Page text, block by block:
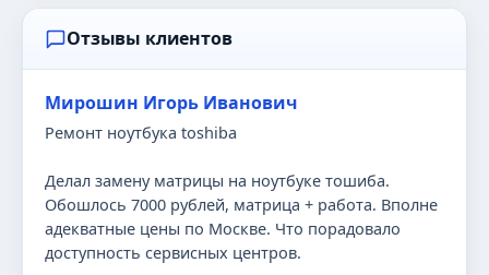
Отзывы клиентов
Мирошин Игорь Иванович
Ремонт ноутбука toshiba
Делал замену матрицы на ноутбуке тошиба.
Обошлось 7000 рублей, матрица + работа. Вполне
адекватные цены по Москве. Что порадовало
доступность сервисных центров.